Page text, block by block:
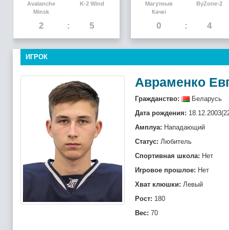
Avalanche
Minsk
2
K-2 Wind
5
Магутныя
Качкi
0
ByZone-2
4
ИГРОК
Авраменко
Гражданство:
Беларусь
Дата рождения:
Амплуа: Нападающий
Статус: Любитель
Спортивная школа: Нет
Игровое прошлое: Нет
Хват клюшки: Левый
Рост: 180
Вес: 70